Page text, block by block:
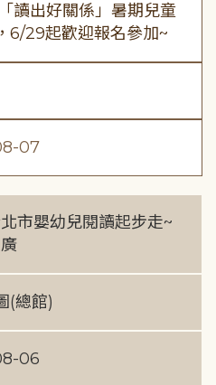
「讀出好關係」暑期兒童
6/29起歡迎報名參加~
07
北市嬰幼兒閱讀起步走~
(總館)
06